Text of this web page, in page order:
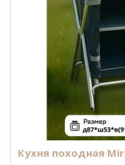
Кухня походная